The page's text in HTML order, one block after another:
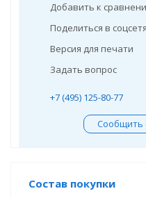
Добавить к
Поделиться в
Версия для печати
Задать вопрос
+7 (495) 125-80-77
Сообщить
Состав покупки